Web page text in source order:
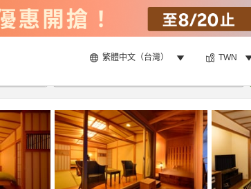
繁體中文（台灣） TWN